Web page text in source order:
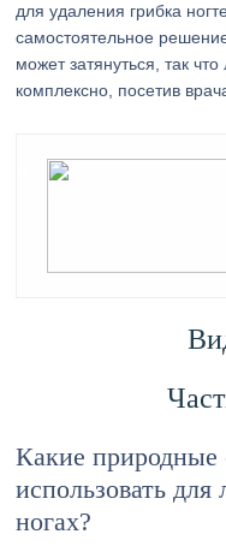
для удаления грибка
самостоятельное
может затянуться, так
комплексно, посетив
Какие природные
использовать для
ногах?